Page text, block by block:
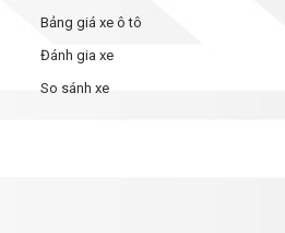
Bảng giá xe ô tô
Đánh gia xe
So sánh xe